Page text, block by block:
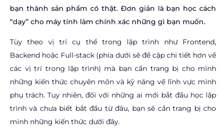
bạn thành sản phẩm có thật. Đơn giản là bạn học cách
“dạy” cho máy tính làm chính xác những gì bạn muốn.
Tùy theo vị trí cụ thể trong lập trình như Frontend,
Backend hoặc Full-stack (phía dưới sẽ đề cập chi tiết hơn về
các vị trí trong lập trình) mà bạn cần trang bị cho mình
những kiến thức chuyên môn và kỹ năng về lĩnh vực mình
phụ trách. Tuy nhiên, đối với những ai mới bắt đầu học lập
trình và chưa biết bắt đầu từ đâu, bạn sẽ cần trang bị cho
mình những kiến thức dưới đây.